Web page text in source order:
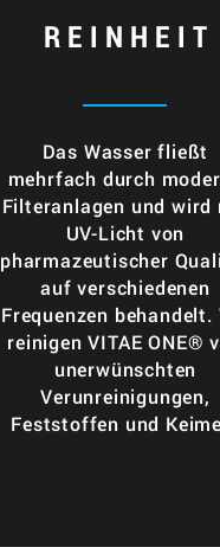
REINHEIT
Das Wasser fließt
mehrfach durch
Filteranlagen und wird
UV-Licht von
pharmazeutischer
auf verschiedenen
Frequenzen behandelt.
reinigen VITAE ONE®
unerwünschten
Verunreinigungen,
Feststoffen und